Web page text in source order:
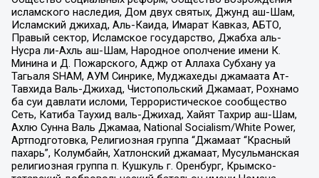
исламского наследия, Дом двух святых, Джунд аш-Шам,
Исламский джихад, Аль-Каида, Имарат Кавказ, АБТО,
Правый сектор, Исламское государство, Джабха аль-
Нусра ли-Ахль аш-Шам, Народное ополчение имени К.
Минина и Д. Пожарского, Аджр от Аллаха Субхану уа
Тагьаля SHAM, АУМ Синрике, Муджахеды джамаата Ат-
Тавхида Валь-Джихад, Чистопольский Джамаат, Рохнамо
ба суи давлати исломи, Террористическое сообщество
Сеть, Катиба Таухид валь-Джихад, Хайят Тахрир аш-Шам,
Ахлю Сунна Валь Джамаа, National Socialism/White Power,
Артподготовка, Религиозная группа “Джамаат “Красный
пахарь”, Колумбайн, Хатлонский джамаат, Мусульманская
религиозная группа п. Кушкуль г. Оренбург, Крымско-